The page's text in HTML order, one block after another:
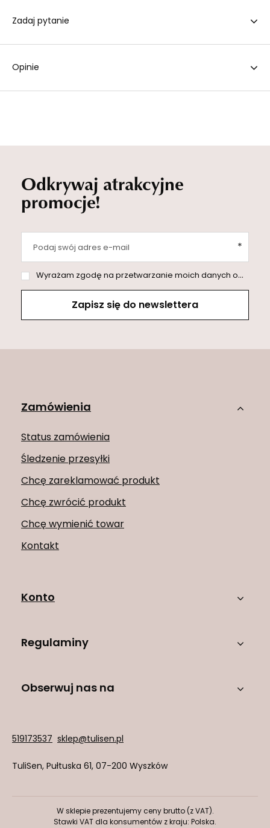
Zadaj pytanie
Opinie
Odkrywaj atrakcyjne
promocje!
Podaj swój adres e-mail
Wyrażam zgodę na przetwarzanie moich danych osobowych (adres e-mail) na potrzeby wysyłki newslettera z informacją handlową (marketing). Więcej w
Zapisz się do newslettera
Zamówienia
Status zamówienia
Śledzenie przesyłki
Chcę zareklamować produkt
Chcę zwrócić produkt
Chcę wymienić towar
Kontakt
Konto
Regulaminy
Obserwuj nas na
519173537 sklep@tulisen.pl
TuliSen, Pułtuska 61, 07-200 Wyszków
W sklepie prezentujemy ceny brutto (z VAT).
Stawki VAT dla konsumentów z kraju: Polska.